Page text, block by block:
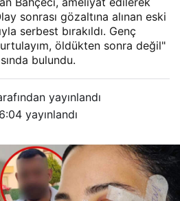
Kurtul
ayım,
Öldük
ten
Sonra
sonrası gözaltına alınan eski
serbest bırakıldı. Genç
öldükten sonra değil"
bulundu.
yayınlandı
yayınlandı